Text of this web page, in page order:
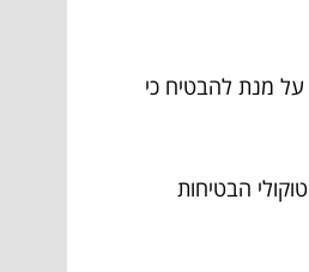
על מנת להבטיח כי
הבטיחות